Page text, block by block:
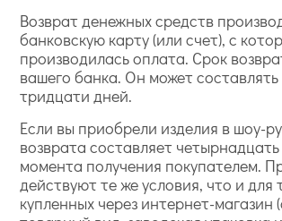
Возврат денежных средств
банковскую карту (или счет), с
производилась оплата. Срок
вашего банка. Он может
тридцати дней.
Если вы приобрели изделия в шоу-
возврата составляет
момента получения покупателем.
действуют те же условия, что и для
купленных через интернет-магазин